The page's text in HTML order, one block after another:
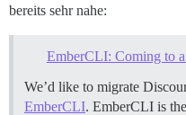
bereits sehr nahe:
EmberCLI: Coming to
We’d like to migrate
EmberCLI. EmberCLI is